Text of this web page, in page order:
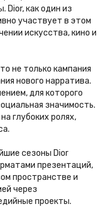
как один из
участвует в этом
искусства, кино и
не только кампания
нового нарратива.
для которого
значимость.
глубоких ролях,
сезоны Dior
презентаций,
пространстве и
через
проекты.